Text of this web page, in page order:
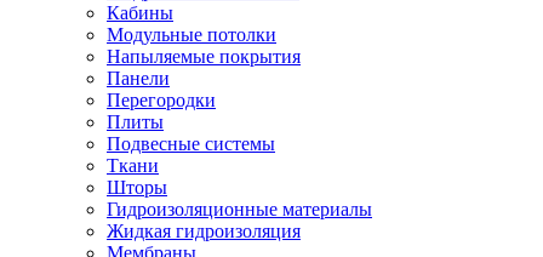
Кабины
Модульные потолки
Напыляемые покрытия
Панели
Перегородки
Плиты
Подвесные системы
Ткани
Шторы
Гидроизоляционные материалы
Жидкая гидроизоляция
Мембраны